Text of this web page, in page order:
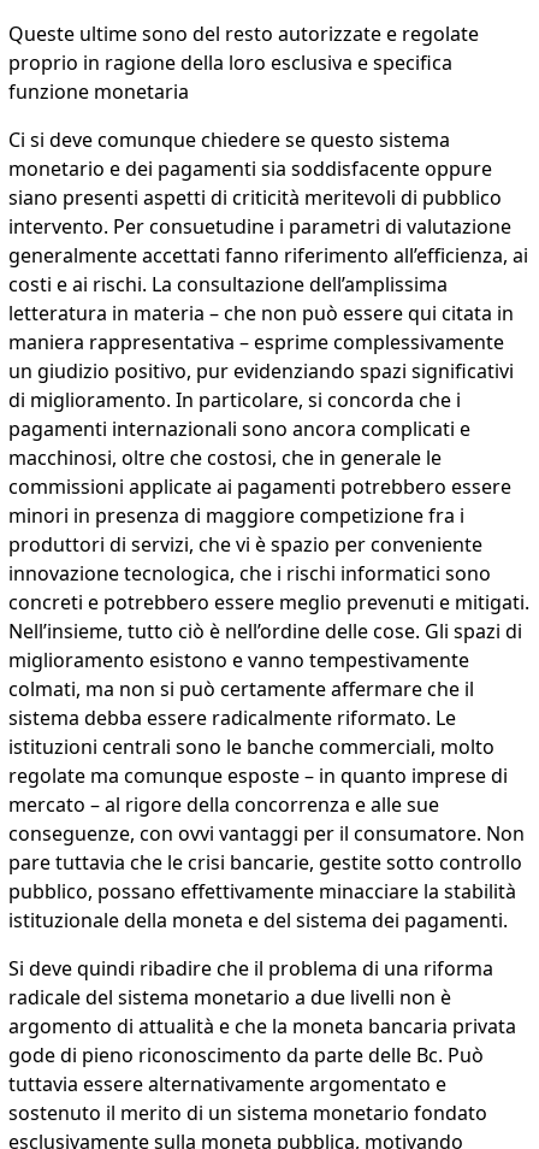
Queste ultime sono del resto autorizzate e regolate
proprio in ragione della loro esclusiva e specifica
funzione monetaria
Ci si deve comunque chiedere se questo sistema
monetario e dei pagamenti sia soddisfacente oppure
siano presenti aspetti di criticità meritevoli di pubblico
intervento. Per consuetudine i parametri di valutazione
generalmente accettati fanno riferimento all’efficienza, ai
costi e ai rischi. La consultazione dell’amplissima
letteratura in materia – che non può essere qui citata in
maniera rappresentativa – esprime complessivamente
un giudizio positivo, pur evidenziando spazi significativi
di miglioramento. In particolare, si concorda che i
pagamenti internazionali sono ancora complicati e
macchinosi, oltre che costosi, che in generale le
commissioni applicate ai pagamenti potrebbero essere
minori in presenza di maggiore competizione fra i
produttori di servizi, che vi è spazio per conveniente
innovazione tecnologica, che i rischi informatici sono
concreti e potrebbero essere meglio prevenuti e mitigati.
Nell’insieme, tutto ciò è nell’ordine delle cose. Gli spazi di
miglioramento esistono e vanno tempestivamente
colmati, ma non si può certamente affermare che il
sistema debba essere radicalmente riformato. Le
istituzioni centrali sono le banche commerciali, molto
regolate ma comunque esposte – in quanto imprese di
mercato – al rigore della concorrenza e alle sue
conseguenze, con ovvi vantaggi per il consumatore. Non
pare tuttavia che le crisi bancarie, gestite sotto controllo
pubblico, possano effettivamente minacciare la stabilità
istituzionale della moneta e del sistema dei pagamenti.
Si deve quindi ribadire che il problema di una riforma
radicale del sistema monetario a due livelli non è
argomento di attualità e che la moneta bancaria privata
gode di pieno riconoscimento da parte delle Bc. Può
tuttavia essere alternativamente argomentato e
sostenuto il merito di un sistema monetario fondato
esclusivamente sulla moneta pubblica, motivando